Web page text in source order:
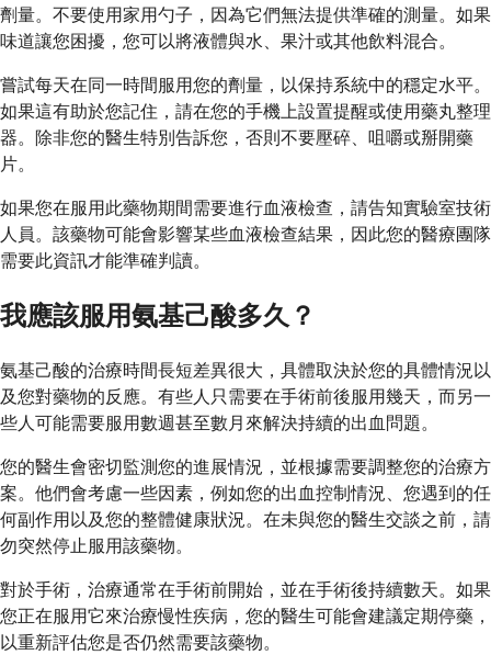
劑量。不要使用家用勺子，因為它們無法提供準確的測量。如果
味道讓您困擾，您可以將液體與水、果汁或其他飲料混合。
嘗試每天在同一時間服用您的劑量，以保持系統中的穩定水平。
如果這有助於您記住，請在您的手機上設置提醒或使用藥丸整理
器。除非您的醫生特別告訴您，否則不要壓碎、咀嚼或掰開藥
片。
如果您在服用此藥物期間需要進行血液檢查，請告知實驗室技術
人員。該藥物可能會影響某些血液檢查結果，因此您的醫療團隊
需要此資訊才能準確判讀。
我應該服用氨基己酸多久？
氨基己酸的治療時間長短差異很大，具體取決於您的具體情況以
及您對藥物的反應。有些人只需要在手術前後服用幾天，而另一
些人可能需要服用數週甚至數月來解決持續的出血問題。
您的醫生會密切監測您的進展情況，並根據需要調整您的治療方
案。他們會考慮一些因素，例如您的出血控制情況、您遇到的任
何副作用以及您的整體健康狀況。在未與您的醫生交談之前，請
勿突然停止服用該藥物。
對於手術，治療通常在手術前開始，並在手術後持續數天。如果
您正在服用它來治療慢性疾病，您的醫生可能會建議定期停藥，
以重新評估您是否仍然需要該藥物。